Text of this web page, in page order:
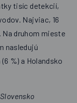
tisíc detekcií,
Najviac, 16
Na druhom mieste
nasledujú
%) a Holandsko